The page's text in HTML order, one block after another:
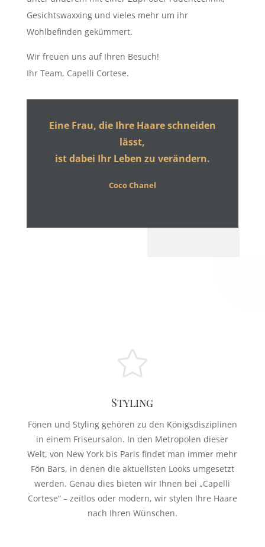
Gesichtswaxxing und vieles mehr um ihr
Wohlbefinden gekümmert.
Wir freuen uns auf Ihren Besuch!
Ihr Team, Capelli Cortese.
Eine Frau, die Ihre Haare schneiden
lässt,
ist dabei Ihr Leben zu verändern.
Coco Chanel

Styling
Fönen und Styling gehören zu den Königsdisziplinen
in einem Friseursalon. In den Metropolen dieser
Welt, von New York bis Paris findet man immer mehr
Fön Bars, in denen die aktuellsten Looks umgesetzt
werden. Genau dies bieten wir Ihnen bei „Capelli
Cortese“ – zeitlos oder modern, wir stylen Ihre Haare
nach Ihren Wünschen.